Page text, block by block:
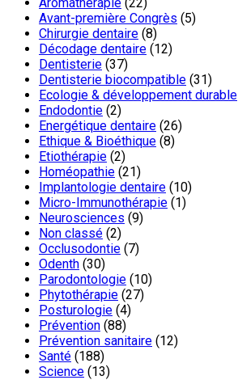
Avant-première Congrès (5)
Chirurgie dentaire (8)
Décodage dentaire (12)
Dentisterie (37)
Dentisterie biocompatible (31)
Ecologie & développement durable
Endodontie (2)
Energétique dentaire (26)
Ethique & Bioéthique (8)
Etiothérapie (2)
Homéopathie (21)
Implantologie dentaire (10)
Micro-Immunothérapie (1)
Neurosciences (9)
Non classé (2)
Occlusodontie (7)
Odenth (30)
Parodontologie (10)
Phytothérapie (27)
Posturologie (4)
Prévention (88)
Prévention sanitaire (12)
Santé (188)
Science (13)